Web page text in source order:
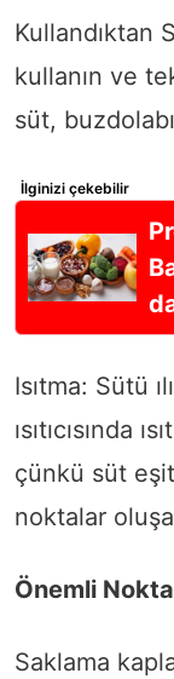
Kullandıktan
kullanın ve
süt,
İlginizi çekebilir
Isıtma: Sütü
ısıtıcısında
çünkü süt
noktalar
Önemli
Saklama